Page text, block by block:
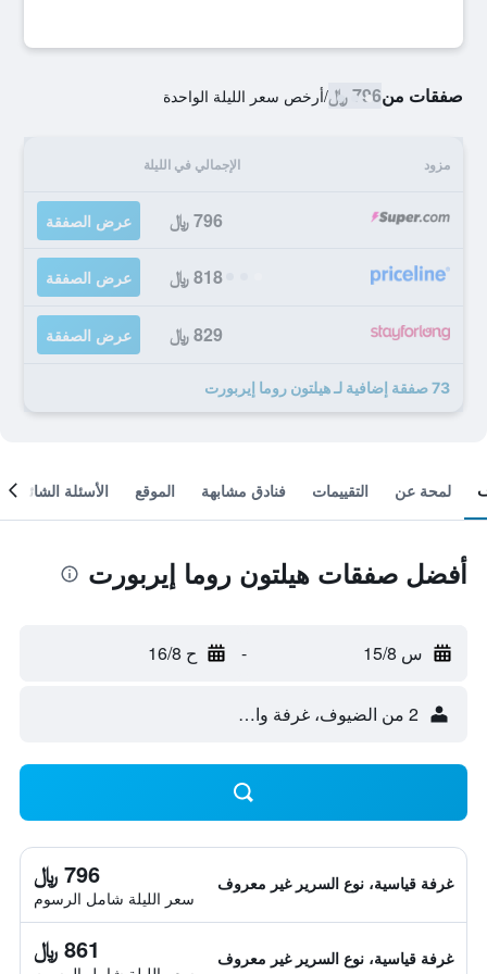
صفقات من796 ﷼ /أرخص سعر الليلة الواحدة
مزود الإجمالي في الليلة
796 ﷼ عرض الصفقة
818 ﷼ عرض الصفقة
829 ﷼ عرض الصفقة
73 صفقة إضافية لـ هيلتون روما إيربورت
لمحة عن التقييمات فنادق مشابهة الموقع الأسئلة الشائعة
أفضل صفقات هيلتون روما إيربورت
س 15/8 - ح 16/8
2 من الضيوف، غرفة واحدة
غرفة قياسية، نوع السرير غير معروف 796 ﷼
سعر الليلة شامل الرسوم
غرفة قياسية، نوع السرير غير معروف 861 ﷼